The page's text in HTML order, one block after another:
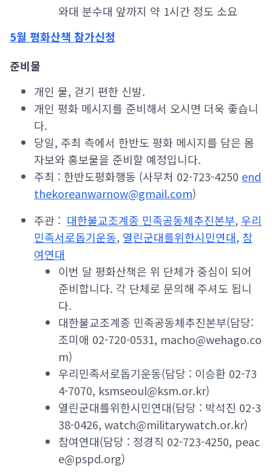
와대 분수대 앞까지 약 1시간 정도 소요
5월 평화산책 참가신청
준비물
개인 물, 걷기 편한 신발.
개인 평화 메시지를 준비해서 오시면 더욱 좋습니
다.
당일, 주최 측에서 한반도 평화 메시지를 담은 몸
자보와 홍보물을 준비할 예정입니다.
주최 : 한반도평화행동 (사무처 02-723-4250 end
thekoreanwarnow@gmail.com)
주관 : 대한불교조계종 민족공동체추진본부, 우리
민족서로돕기운동, 열린군대를위한시민연대, 참
여연대
이번 달 평화산책은 위 단체가 중심이 되어
준비합니다. 각 단체로 문의해 주셔도 됩니
다.
대한불교조계종 민족공동체추진본부(담당:
조미애 02-720-0531, macho@wehago.co
m)
우리민족서로돕기운동(담당 : 이승환 02-73
4-7070, ksmseoul@ksm.or.kr)
열린군대를위한시민연대(담당 : 박석진 02-3
38-0426, watch@militarywatch.or.kr)
참여연대(담당 : 정경직 02-723-4250, peac
e@pspd.org)